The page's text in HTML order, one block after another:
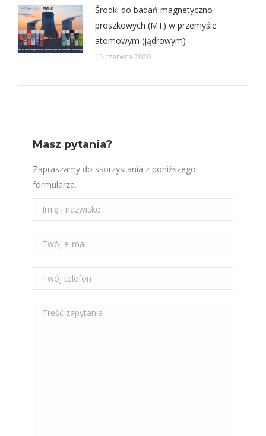
Środki do badań magnetyczno-
proszkowych (MT) w przemyśle
atomowym (jądrowym)
15 czerwca 2026
Masz pytania?
Zapraszamy do skorzystania z poniższego
formularza.